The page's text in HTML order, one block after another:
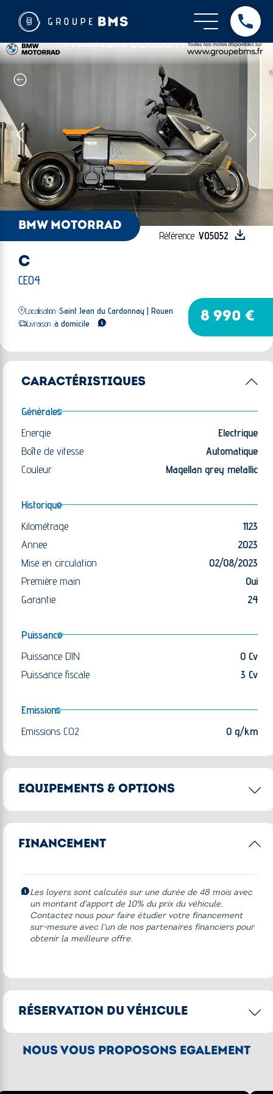
Référence :VO5052
BMW MOTORRAD
C
CE04
Localisation :Saint Jean du Cardonnay | Rouen
Livraison :à domicile 8 990 €
BMW Motorrad - C
CARACTÉRISTIQUES
Générales
Energie
Electrique
Boîte de vitesse
Automatique
Couleur
Magellan grey metallic
Historique
Kilométrage
1123
Annee
2023
Mise en circulation
02/08/2023
Première main
Oui
Garantie
24
Puissance
Puissance DIN
0 Cv
Puissance fiscale
3 Cv
Emissions
Emissions CO2
0 g/km
EQUIPEMENTS & OPTIONS
Alarme antivol
Autres équipements
* 211 John Cooper Works Edition
Backrest seat Pro
Bequille centrale
Bulle teintée
Climatisation manuelle
FINANCEMENT
Les loyers sont calculés sur une durée de 48 mois avec
un montant d'apport de 10% du prix du véhicule.
Contactez nous pour faire étudier votre financement
sur-mesure avec l'un de nos partenaires financiers pour
obtenir la meilleure offre.
RÉSERVATION DU VÉHICULE
CONFIRMER LA RÉSERVATION
vous pour finaliser votre commande.
NOUS VOUS PROPOSONS ÉGALEMENT